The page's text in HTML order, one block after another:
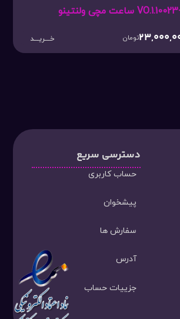
VO.1.10025-3 ساعت مچی ولنتینو
34,900,000تومان خـــریـــد
دسترسی سریع
حساب کاربری
پیشخوان
سفارش ها
آدرس
جزییات حساب